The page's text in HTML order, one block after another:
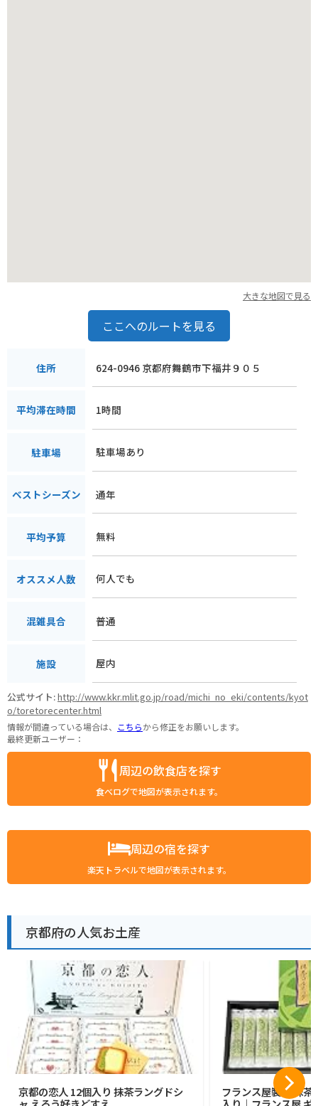
大きな地図で見る
ここへのルートを見る
住所 624-0946 京都府舞鶴市下福井９０５
平均滞在時間 1時間
駐車場 駐車場あり
ベストシーズン 通年
平均予算 無料
オススメ人数 何人でも
混雑具合 普通
施設 屋内
公式サイト:http://www.kkr.mlit.go.jp/road/michi_no_eki/contents/kyot
o/toretorecenter.html
情報が間違っている場合は、 こちらから修正をお願いします。
最終更新ユーザー：
周辺の飲食店を探す
食べログで地図が表示されます。
周辺の宿を探す
楽天トラベルで地図が表示されます。
京都府の人気お土産
京都の恋人 12個入り 抹茶ラングドシ
フランス屋製菓 抹茶